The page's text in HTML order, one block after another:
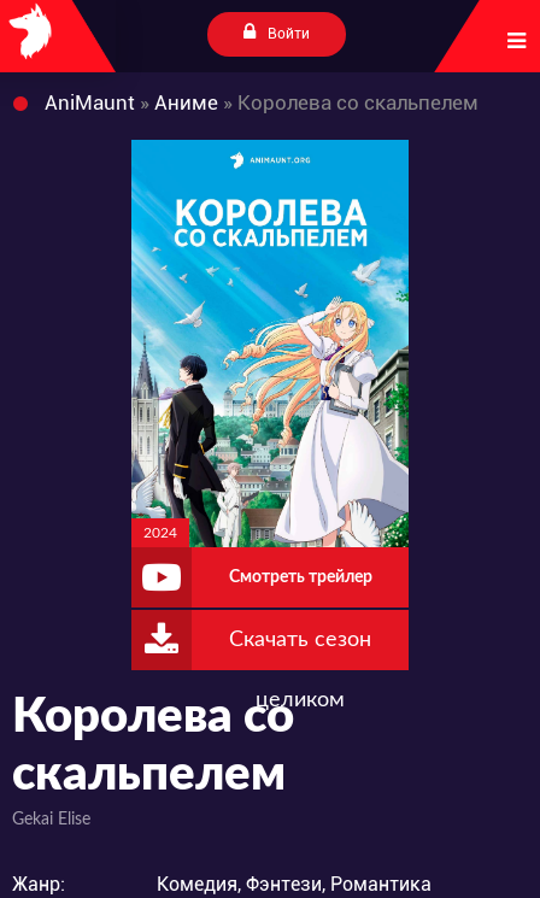
Войти
AniMaunt » Аниме » Королева со скальпелем
2024
Смотреть трейлер
Скачать сезон
целиком
Королева со
скальпелем
Gekai Elise
Жанр:
Комедия, Фэнтези, Романтика